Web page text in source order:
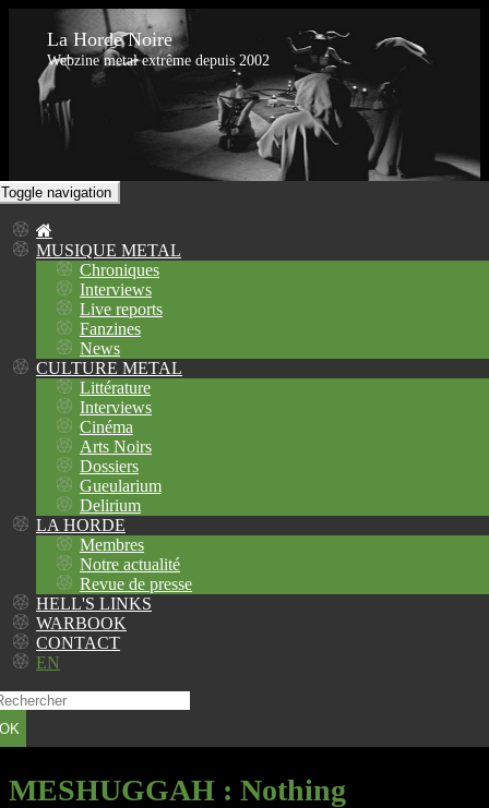
La Horde Noire
Webzine metal extrême depuis 2002
Toggle navigation
MUSIQUE METAL
Chroniques
Interviews
Live reports
Fanzines
News
CULTURE METAL
Littérature
Interviews
Cinéma
Arts Noirs
Dossiers
Gueularium
Delirium
LA HORDE
Membres
Notre actualité
Revue de presse
HELL'S LINKS
WARBOOK
CONTACT
EN
OK
MESHUGGAH : Nothing